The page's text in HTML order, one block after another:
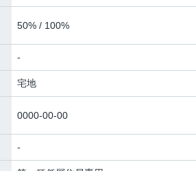
50% / 100%
-
宅地
0000-00-00
-